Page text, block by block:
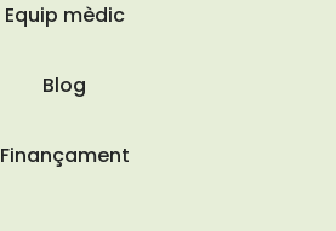
Equip mèdic
Blog
Finançament